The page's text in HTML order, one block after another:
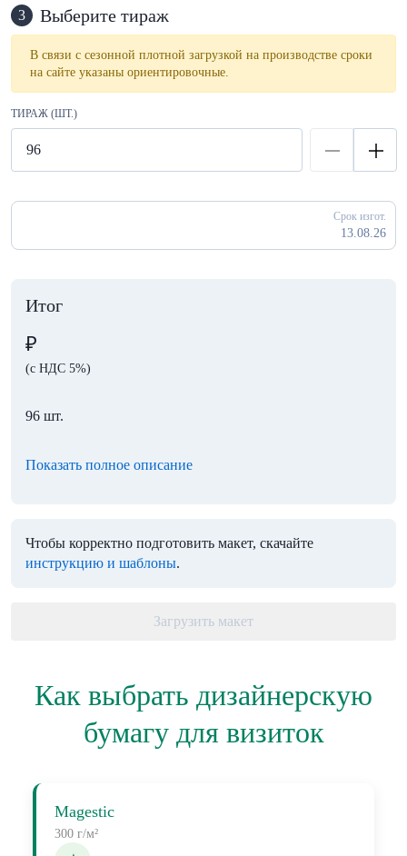
3 Выберите тираж
В связи с сезонной плотной загрузкой на производстве сроки
на сайте указаны ориентировочные.
ТИРАЖ (ШТ.)
Срок изгот.
13.08.26
Итог
₽
(с НДС 5%)
96 шт.
Показать полное описание
Чтобы корректно подготовить макет, скачайте
инструкцию и шаблоны.
Загрузить макет
Как выбрать дизайнерскую
бумагу для визиток
Magestic
300 г/м²